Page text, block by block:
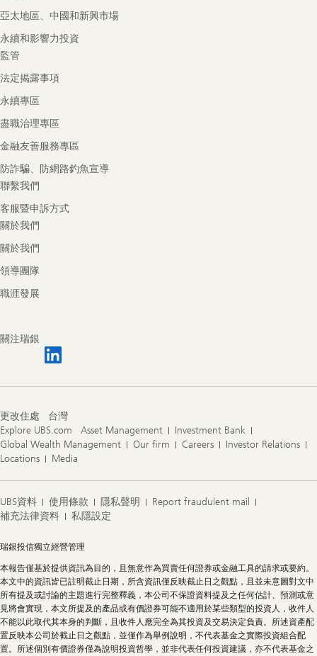
亞太地區、中國和新興市場
永續和影響力投資
監管
法定揭露事項
永續專區
盡職治理專區
金融友善服務專區
防詐騙、防網路釣魚宣導
聯繫我們
客服暨申訴方式
關於我們
關於我們
領導團隊
職涯發展
關注瑞銀
更改住處
台灣
Explore UBS.com
Asset Management
Investment Bank
Global Wealth Management
Our firm Careers
Investor Relations
Locations
Media
UBS資料 使用條款 隱私聲明
Report fraudulent mail
補充法律資料
私隱設定
Legal
瑞銀投信獨立經營管理
本報告僅基於提供資訊為目的，且無意作為買賣任何證券或金融工具的請求或要約。
本文中的資訊皆已註明截止日期，所含資訊僅反映截止日之觀點，且並未意圖對文中
所有提及或討論的主題進行完整釋義，本公司不保證資料提及之任何估計、預測或意
見將會實現，本文所提及的產品或有價證券可能不適用於某些類型的投資人，收件人
不能以此取代其本身的判斷，且收件人應完全為其投資及交易決定負責。所述資產配
置反映本公司於截止日之觀點，並僅作為舉例說明，不代表基金之實際投資組合配
置。所述個別有價證券僅為說明投資哲學，並非代表任何投資建議，亦不代表基金之